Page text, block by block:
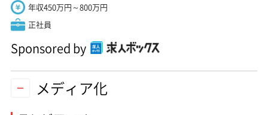
年収450万円～800万円
正社員
Sponsored by
メディア化